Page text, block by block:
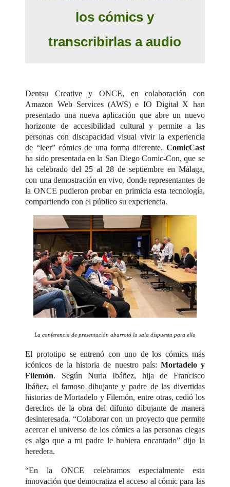
los cómics y
transcribirlas a audio
Dentsu Creative y ONCE, en colaboración con
Amazon Web Services (AWS) e IO Digital X han
presentado una nueva aplicación que abre un nuevo
horizonte de accesibilidad cultural y permite a las
personas con discapacidad visual vivir la experiencia
de “leer” cómics de una forma diferente. ComicCast
ha sido presentada en la San Diego Comic-Con, que se
ha celebrado del 25 al 28 de septiembre en Málaga,
con una demostración en vivo, donde representantes de
la ONCE pudieron probar en primicia esta tecnología,
compartiendo con el público su experiencia.
La conferencia de presentación abarrotó la sala dispuesta para ello
El prototipo se entrenó con uno de los cómics más
icónicos de la historia de nuestro país: Mortadelo y
Filemón. Según Nuria Ibáñez, hija de Francisco
Ibáñez, el famoso dibujante y padre de las divertidas
historias de Mortadelo y Filemón, entre otras, cedió los
derechos de la obra del difunto dibujante de manera
desinteresada. “Colaborar con un proyecto que permite
acercar el universo de los cómics a las personas ciegas
es algo que a mi padre le hubiera encantado” dijo la
heredera.
“En la ONCE celebramos especialmente esta
innovación que democratiza el acceso al cómic para las